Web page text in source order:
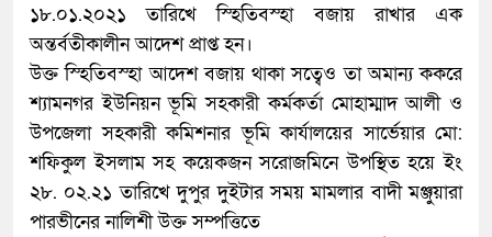
১৮.০১.২০২১ তারিখে স্হিতিবস্হা বজায় রাখার এক
অন্তর্বতীকালীন আদেশ প্রাপ্ত হন।
উক্ত স্হিতিবস্হা আদেশ বজায় থাকা সত্বেও তা অমান্য ককরে
শ্যামনগর ইউনিয়ন ভূমি সহকারী কর্মকর্তা মোহাম্মাদ আলী ও
উপজেলা সহকারী কমিশনার ভূমি কার্যালয়ের সার্ভেয়ার মো:
শফিকুল ইসলাম সহ কয়েকজন সরোজমিনে উপস্থিত হয়ে ইং
২৮. ০২.২১ তারিখে দুপুর দুইটার সময় মামলার বাদী মঞ্জুয়ারা
পারভীনের নালিশী উক্ত সম্পত্তিতে